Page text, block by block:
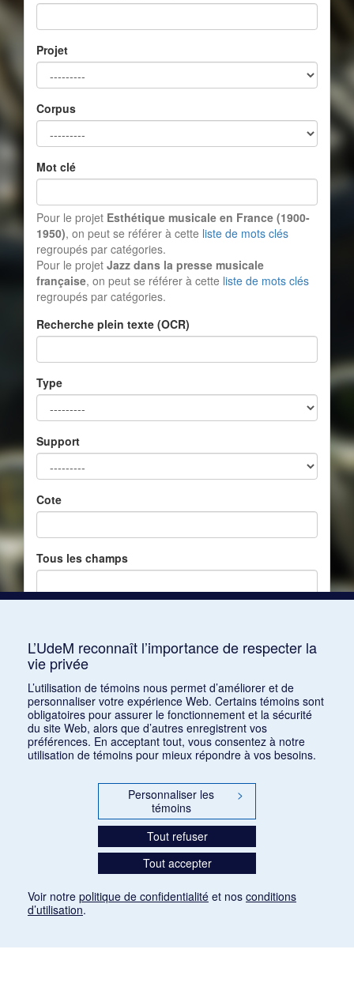
Projet
Corpus
Mot clé
Pour le projet Esthétique musicale en France (1900-
1950), on peut se référer à cette liste de mots clés
regroupés par catégories.
Pour le projet Jazz dans la presse musicale
française, on peut se référer à cette liste de mots clés
regroupés par catégories.
Recherche plein texte (OCR)
Type
Support
Cote
Tous les champs
Classer par :auteur (a) |auteur (d)|date (a)|date (d)
(a) |titre (d)|ajout récent
L’UdeM reconnaît l’importance de respecter la
vie privée
L’utilisation de témoins nous permet d’améliorer et de
personnaliser votre expérience Web. Certains témoins sont
obligatoires pour assurer le fonctionnement et la sécurité
du site Web, alors que d’autres enregistrent vos
préférences. En acceptant tout, vous consentez à notre
utilisation de témoins pour mieux répondre à vos besoins.
Personnaliser les
témoins
>
Tout refuser
Tout accepter
Voir notre politique de confidentialité et nos conditions
d’utilisation.